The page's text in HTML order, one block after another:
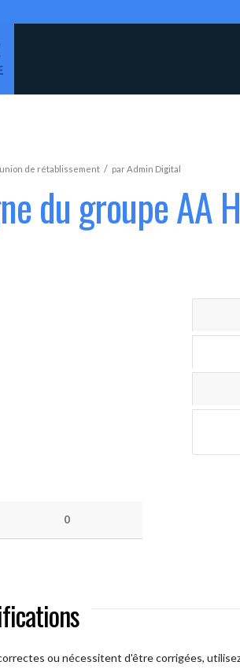
de rétablissement / parAdmin Digital
du groupe AA
0
ou nécessitent d'être corrigées,